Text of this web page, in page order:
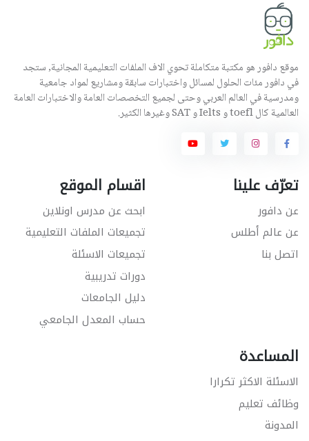
موقع دافور هو مكتبة متكاملة تحوي الاف الملفات التعليمية المجانية, ستجد
في دافور مئات الحلول لمسائل واختبارات سابقة ومشاريع لمواد جامعية
ومدرسية في العالم العربي وحتى لجميع التخصصات العامة والاختبارات العامة
العالمية كال toefl و Ielts و SAT وغيرها الكثير.
تعرّف علينا
عن دافور
عن عالم أطلس
اتصل بنا
اقسام الموقع
ابحث عن مدرس اونلاين
تجميعات الملفات التعليمية
تجميعات الاسئلة
دورات تدريبية
دليل الجامعات
حساب المعدل الجامعي
المساعدة
الاسئلة الاكثر تكرارا
وظائف تعليم
المدونة